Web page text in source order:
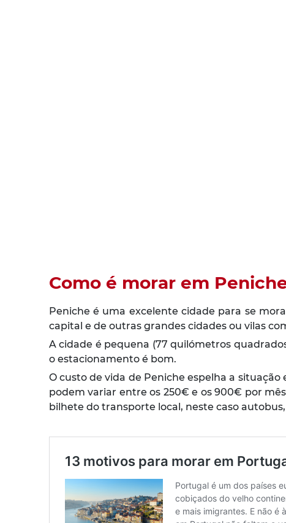
Como é morar em
Peniche é uma excelente cidade para se
capital e de outras grandes cidades ou vilas
A cidade é pequena (77 quilómetros
o estacionamento é bom.
O custo de vida de Peniche espelha a
podem variar entre os 250€ e os 900€ por
bilhete do transporte local, neste caso